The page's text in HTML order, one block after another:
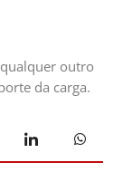
outro
da carga.